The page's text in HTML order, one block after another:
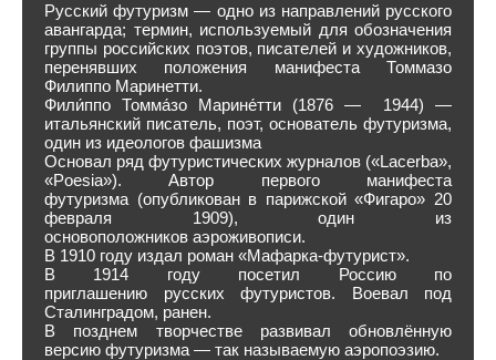
Русский футуризм — одно из направлений русского
авангарда; термин, используемый для обозначения
группы российских поэтов, писателей и художников,
перенявших положения манифеста Томмазо
Филиппо Маринетти.
Фили́ппо Томма́зо Марине́тти (1876 — 1944) —
итальянский писатель, поэт, основатель футуризма,
один из идеологов фашизма
Основал ряд футуристических журналов («Lacerba»,
«Poesia»). Автор первого манифеста
футуризма (опубликован в парижской «Фигаро» 20
февраля 1909), один из
основоположников аэроживописи.
В 1910 году издал роман «Мафарка-футурист».
В 1914 году посетил Россию по
приглашению русских футуристов. Воевал под
Сталинградом, ранен.
В позднем творчестве развивал обновлённую
версию футуризма — так называемую аэропоэзию.